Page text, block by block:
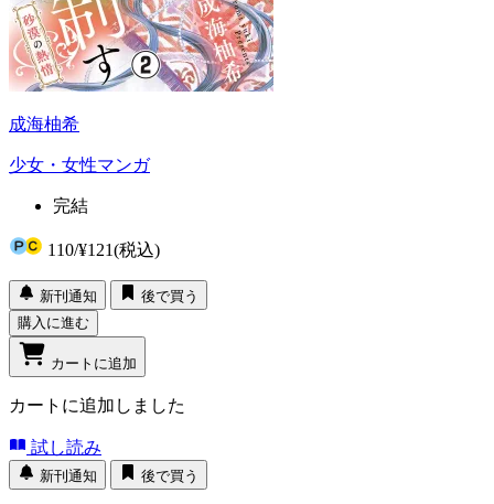
成海柚希
少女・女性マンガ
完結
110/¥121(税込)
新刊通知
後で買う
購入に進む
カートに追加
カートに追加しました
試し読み
新刊通知 後で買う